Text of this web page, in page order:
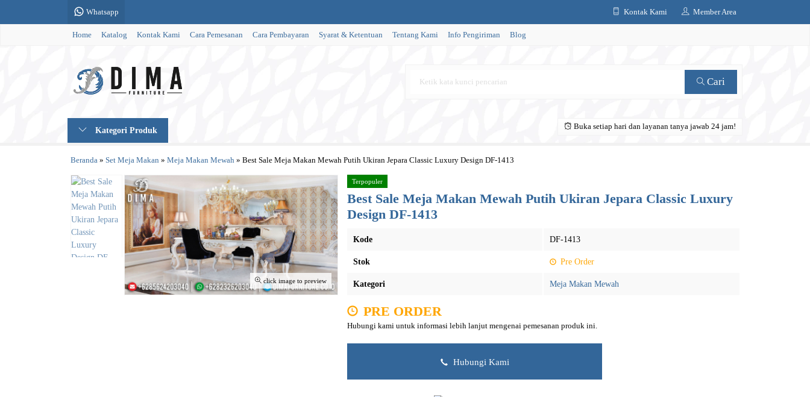
Whatsapp Kontak Kami Member Area
Home Katalog Kontak Kami Cara Pemesanan Cara Pembayaran Syarat & Ketentuan Tentang Kami Info Pengiriman Blog
Cari
Kategori Produk Buka setiap hari dan layanan tanya jawab 24 jam!
Beranda » Set Meja Makan » Meja Makan Mewah » Best Sale Meja Makan Mewah Putih Ukiran Jepara Classic Luxury Design DF-1413
click image to preview
Terpopuler
Best Sale Meja Makan Mewah Putih Ukiran Jepara Classic Luxury
Design DF-1413
Kode DF-1413
Stok Pre Order
Kategori Meja Makan Mewah
PRE ORDER
Hubungi kami untuk informasi lebih lanjut mengenai pemesanan produk ini.
Hubungi Kami